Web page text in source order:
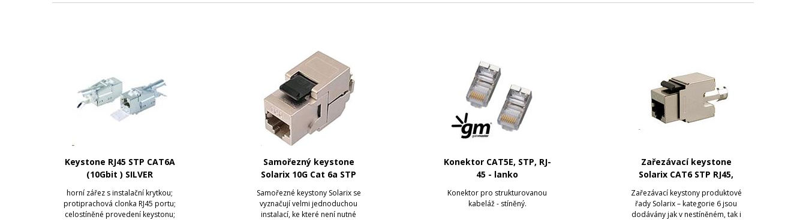
Keystone RJ45 STP CAT6A
(10Gbit ) SILVER
horní zářez s instalační krytkou;
protiprachová clonka RJ45 portu;
celostíněné provedení keystonu;
Samořezný keystone
Solarix 10G Cat 6a STP
BK-SA
Samořezné keystony Solarix se
vyznačují velmi jednoduchou
instalací, ke které není nutné
Konektor CAT5E, STP, RJ-
45 - lanko
Konektor pro strukturovanou
kabeláž - stíněný.
Zařezávací keystone
Solarix CAT6 STP RJ45,
Zařezávací keystony produktové
řady Solarix – kategorie 6 jsou
dodávány jak v nestíněném, tak i